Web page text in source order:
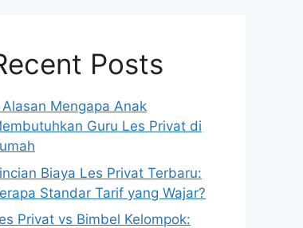
Posts
Alasan Mengapa Anak
Guru Les Privat di
Biaya Les Privat Terbaru:
Standar Tarif yang Wajar?
Privat vs Bimbel Kelompok: